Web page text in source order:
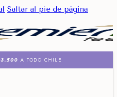
Saltar al pie de página
A TODO CHILE